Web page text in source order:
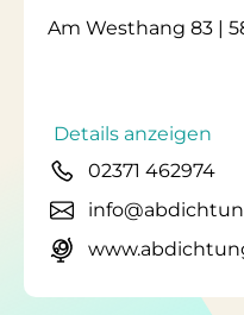
Am Westhang 83 |
Details anzeigen
02371 462974